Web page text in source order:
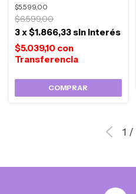
$5.599,00
$6.599,00
$5.039,10 con
3 x$1.866,33sin interés
COMPRAR
1 /